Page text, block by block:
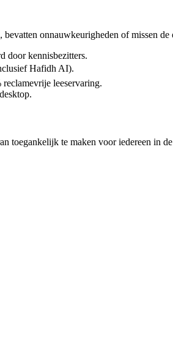
bevatten onnauwkeurigheden of missen
door kennisbezitters.
Hafidh AI).
leeservaring.
toegankelijk te maken voor iedereen in